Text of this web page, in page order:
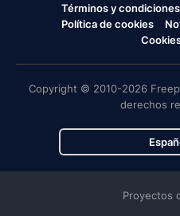
Términos y condiciones
Política de cookies
Copyright © 2010-2026
derechos
Proyectos